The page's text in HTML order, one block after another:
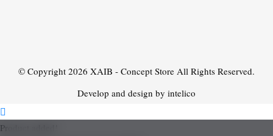
© Copyright 2026 XAIB - Concept Store All Rights Reserved.
Develop and design by intelico
Product added!